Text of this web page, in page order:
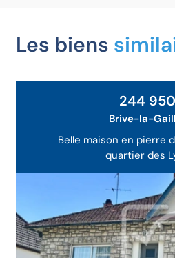
Les biens
Belle maison en pierre
quartier des
244
Brive-la-